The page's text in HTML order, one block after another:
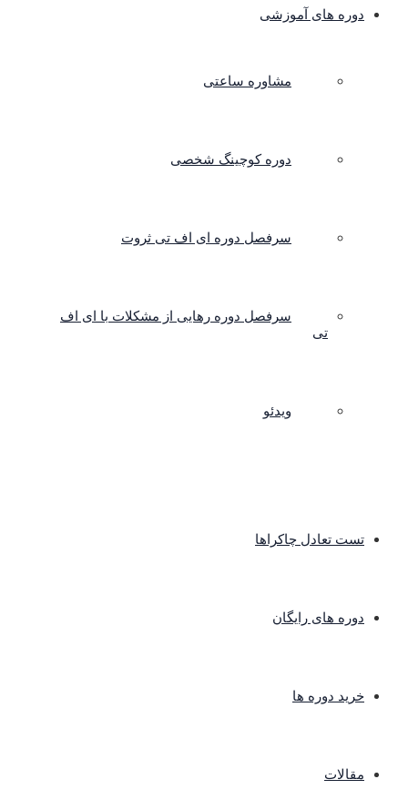
دوره های آموزشی
مشاوره ساعتی
دوره کوچینگ شخصی
سرفصل دوره ای اف تی ثروت
سرفصل دوره رهایی از مشکلات با ای اف
تی
ویدئو
تست تعادل چاکراها
دوره های رایگان
خرید دوره ها
مقالات